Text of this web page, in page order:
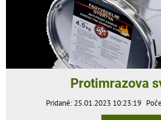
Protimrazova
Pridané: 25.01.2023 10:23:19